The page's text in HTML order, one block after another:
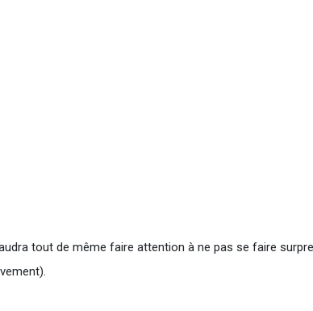
tout de même faire attention à ne pas se faire